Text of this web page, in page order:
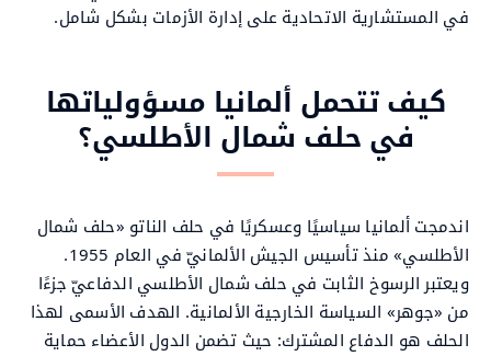
في المستشارية الاتحادية على إدارة الأزمات بشكل شامل.
كيف تتحمل ألمانيا مسؤولياتها
في حلف شمال الأطلسي؟
اندمجت ألمانيا سياسيًا وعسكريًا في حلف الناتو «حلف شمال
الأطلسي» منذ تأسيس الجيش الألمانيّ في العام 1955.
ويعتبر الرسوخ الثابت في حلف شمال الأطلسي الدفاعيّ جزءًا
من «جوهر» السياسة الخارجية الألمانية. الهدف الأسمى لهذا
الحلف هو الدفاع المشترك: حيث تضمن الدول الأعضاء حماية